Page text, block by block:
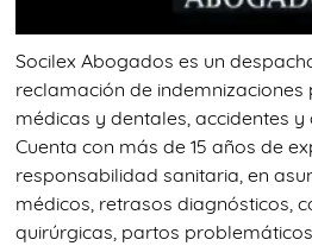
Socilex Abogados es un
reclamación de indemnizaciones
médicas y dentales, accidentes
Cuenta con más de 15 años de
responsabilidad sanitaria, en
médicos, retrasos diagnósticos,
quirúrgicas, partos